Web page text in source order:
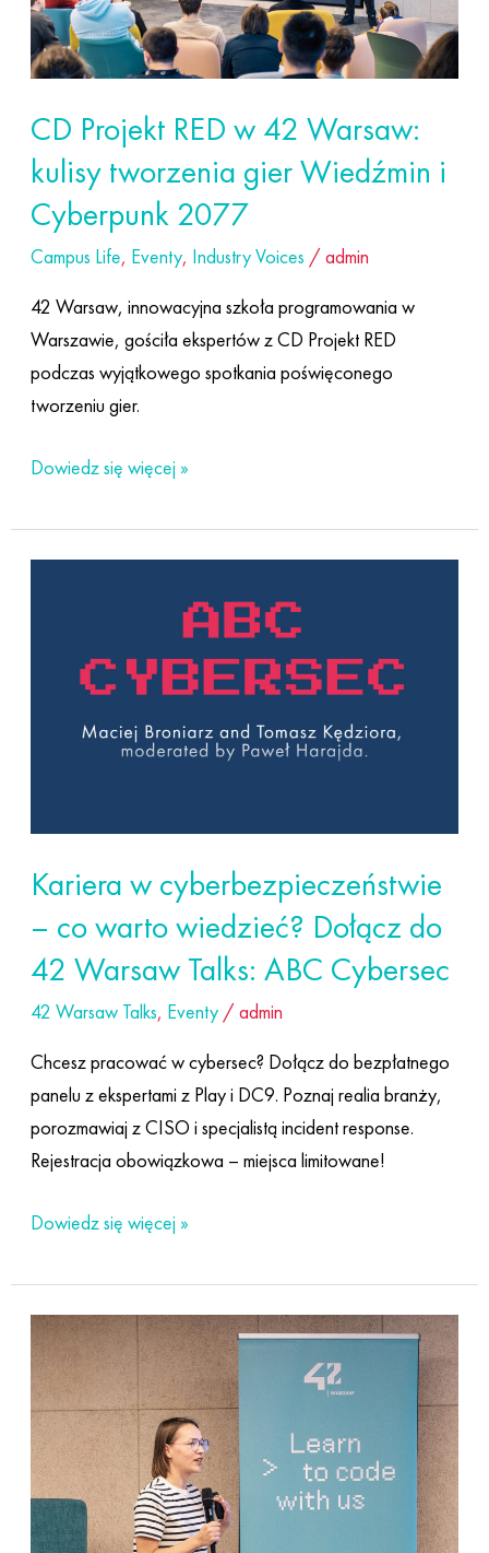
CD Projekt RED w 42 Warsaw:
kulisy tworzenia gier Wiedźmin i
Cyberpunk 2077
Campus Life, Eventy, Industry Voices /admin
42 Warsaw, innowacyjna szkoła programowania w
Warszawie, gościła ekspertów z CD Projekt RED
podczas wyjątkowego spotkania poświęconego
tworzeniu gier.
Warsaw:
kulisy
tworzenia
Wiedźmin
Cyberpunk
2077
Dowiedz się więcej »
Kariera w cyberbezpieczeństwie
– co warto wiedzieć? Dołącz do
42 Warsaw Talks: ABC Cybersec
42 Warsaw Talks, Eventy/admin
Chcesz pracować w cybersec? Dołącz do bezpłatnego
panelu z ekspertami z Play i DC9. Poznaj realia branży,
porozmawiaj z CISO i specjalistą incident response.
Rejestracja obowiązkowa – miejsca limitowane!
cyberbezpieczeństwie
do
42
Warsaw
Talks:
ABC
Cybersec
Dowiedz się więcej »
Dzień
otwarty
w
akademii
kodowania
42
Warsaw